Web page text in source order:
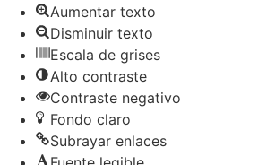
Aumentar texto
Disminuir texto
Escala de grises
Alto contraste
Contraste negativo
Fondo claro
Subrayar enlaces